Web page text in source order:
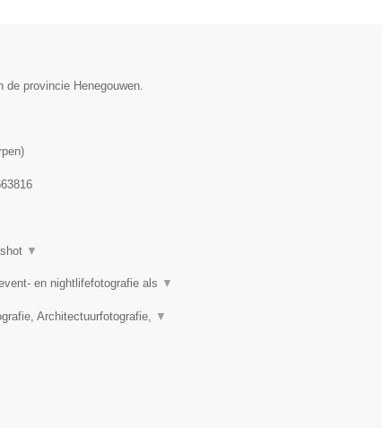
de provincie Henegouwen.
)
▼
en nightlifefotografie als ▼
Architectuurfotografie, ▼